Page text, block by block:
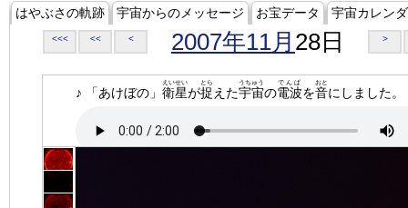
はやぶさの軌跡 宇宙からのメッセージ お宝データ 宇宙カレン
<<< << < 2007年11月 28日 >
♪ 「あけぼの」 衛星
えいせい
が捉
とら
えた宇宙
うちゅう
の電波
でんぱ
を音
おと
にしました。